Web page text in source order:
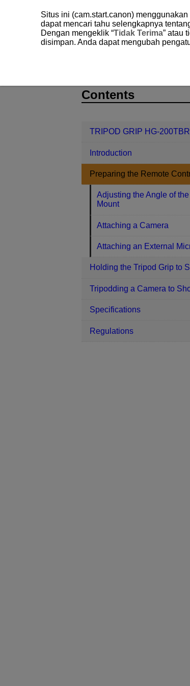
TRIPOD GRIP HG-200TBR
Contents
TRIPOD GRIP HG-200TBR
Introduction
Preparing the Remote
Adjusting the Angle of
Mount
Attaching a Camera
Attaching an External
Holding the Tripod Grip to
Tripodding a Camera to
Specifications
Regulations
Situs ini (cam.start.canon)
dapat mencari tahu selengkapnya
Dengan mengeklik “Tidak Terima” atau
disimpan. Anda dapat mengubah